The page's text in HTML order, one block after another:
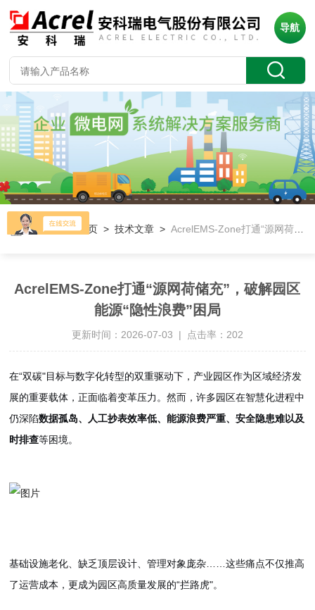
导航
当前位置：首页 >技术文章 >AcrelEMS-Zone打通“源网荷储充”，破解园区能源“隐性浪费”困局
AcrelEMS-Zone打通“源网荷储充”，破解园区
能源“隐性浪费”困局
更新时间：2026-07-03 | 点击率：202
在“双碳"目标与数字化转型的双重驱动下，产业园区作为区域经济发
展的重要载体，正面临着变革压力。然而，许多园区在智慧化进程中
仍深陷数据孤岛、人工抄表效率低、能源浪费严重、安全隐患难以及
时排查等困境。
基础设施老化、缺乏顶层设计、管理对象庞杂……这些痛点不仅推高
了运营成本，更成为园区高质量发展的“拦路虎"。